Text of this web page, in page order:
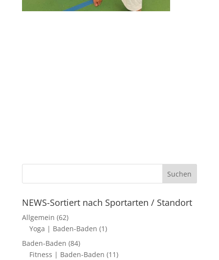
NEWS-Sortiert nach Sportarten / Standort
Allgemein (62)
Yoga | Baden-Baden (1)
Baden-Baden (84)
Fitness | Baden-Baden (11)